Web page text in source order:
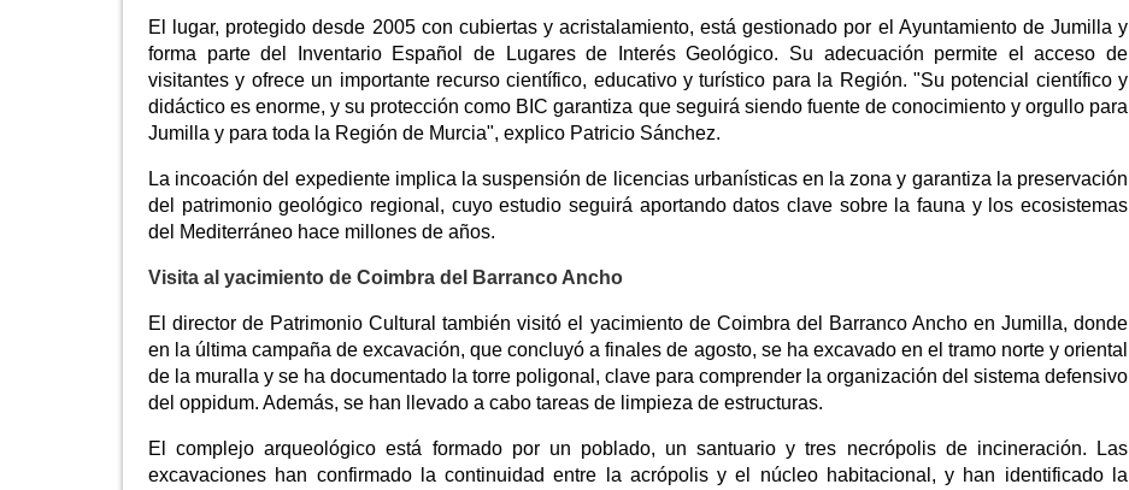
El lugar, protegido desde 2005 con cubiertas y acristalamiento, está gestionado por el Ayuntamiento de Jumilla y
forma parte del Inventario Español de Lugares de Interés Geológico. Su adecuación permite el acceso de
visitantes y ofrece un importante recurso científico, educativo y turístico para la Región. "Su potencial científico y
didáctico es enorme, y su protección como BIC garantiza que seguirá siendo fuente de conocimiento y orgullo para
Jumilla y para toda la Región de Murcia", explico Patricio Sánchez.
La incoación del expediente implica la suspensión de licencias urbanísticas en la zona y garantiza la preservación
del patrimonio geológico regional, cuyo estudio seguirá aportando datos clave sobre la fauna y los ecosistemas
del Mediterráneo hace millones de años.
Visita al yacimiento de Coimbra del Barranco Ancho
El director de Patrimonio Cultural también visitó el yacimiento de Coimbra del Barranco Ancho en Jumilla, donde
en la última campaña de excavación, que concluyó a finales de agosto, se ha excavado en el tramo norte y oriental
de la muralla y se ha documentado la torre poligonal, clave para comprender la organización del sistema defensivo
del oppidum. Además, se han llevado a cabo tareas de limpieza de estructuras.
El complejo arqueológico está formado por un poblado, un santuario y tres necrópolis de incineración. Las
excavaciones han confirmado la continuidad entre la acrópolis y el núcleo habitacional, y han identificado la